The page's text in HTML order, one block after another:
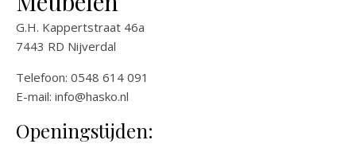
G.H. Kappertstraat 46a
7443 RD Nijverdal
Telefoon: 0548 614 091
E-mail: info@hasko.nl
Openingstijden: